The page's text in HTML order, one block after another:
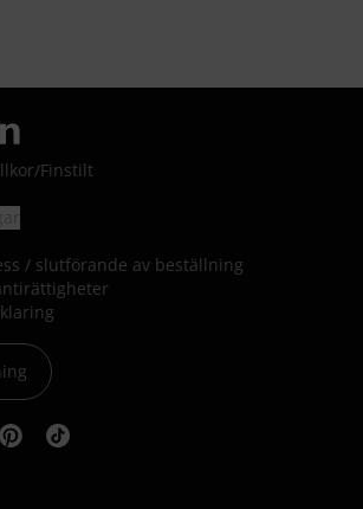
/Finstilt
/ slutförande av beställning